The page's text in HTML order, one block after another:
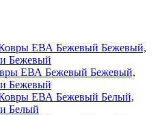
ЕВА Бежевый Бежевый,
Бежевый